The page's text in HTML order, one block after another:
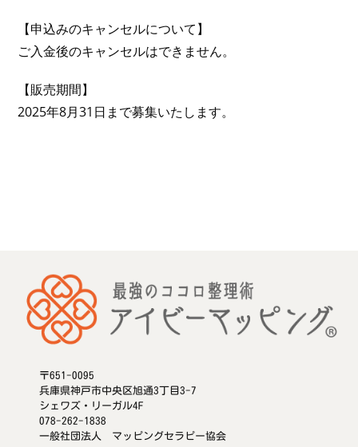
【申込みのキャンセルについて】
ご入金後のキャンセルはできません。
【販売期間】
2025年8月31日まで募集いたします。
〒651-0095
兵庫県神戸市中央区旭通3丁目3-7
シェワズ・リーガル4F
078-262-1838
一般社団法人 マッピングセラピー協会